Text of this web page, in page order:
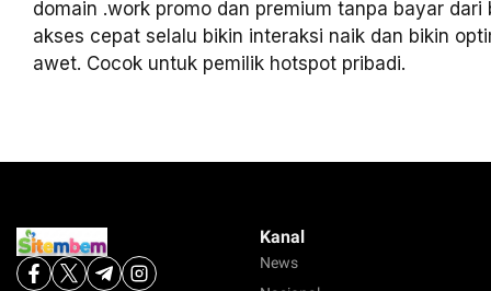
domain .work promo dan premium tanpa bayar dari
akses cepat selalu bikin interaksi naik dan bikin
awet. Cocok untuk pemilik hotspot pribadi.
Kanal
News